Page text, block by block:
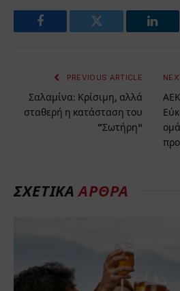
Facebook Twitter
PREVIOUS ARTICLE
Σαλαμίνα: Κρίσιμη, αλλά
σταθερή η κατάσταση του
“Σωτήρη”
ΣΧΕΤΙΚΆΆΡΘΡΑ